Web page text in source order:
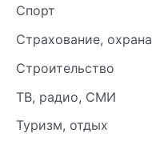
Спорт
Страхование, охрана
Строительство
ТВ, радио, СМИ
Туризм, отдых